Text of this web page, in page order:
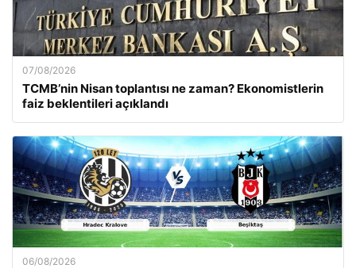
07/08/2026
TCMB’nin Nisan toplantısı ne zaman? Ekonomistlerin
faiz beklentileri açıklandı
06/08/2026